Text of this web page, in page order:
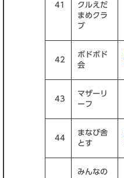
41
クルえだ
まめクラ
ブ
42
ボドボド
会
43
マザーリ
ーフ
44
まなび舎
とす
みんなの